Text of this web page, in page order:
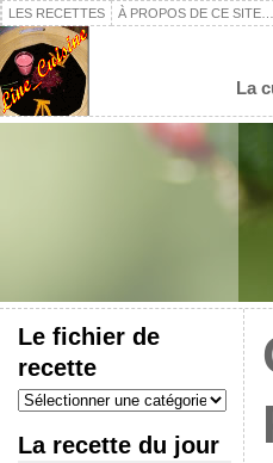
LES RECETTES À PROPOS DE CE SITE…
La
Le fichier de
recette
Le
fichier
recette
La recette du jour